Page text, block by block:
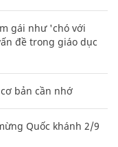
gái như 'chó với
đề trong giáo dục
bản cần nhớ
Quốc khánh 2/9